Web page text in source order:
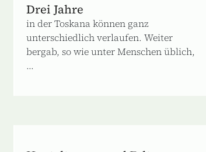
Drei Jahre
in der Toskana können ganz
unterschiedlich verlaufen. Weiter
bergab, so wie unter Menschen üblich,
...